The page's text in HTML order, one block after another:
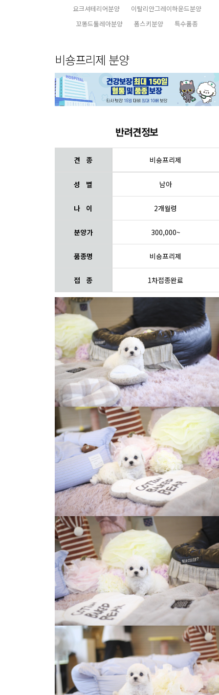
요크셔테리어분양
이탈리안그레이하운드분양
꼬똥드툴레아분양
폼스키분양 특수품종
비숑프리제 분양
반려견정보
견 종 비숑프리제
성 별 남아
나 이 2개월령
분양가 300,000~
품종명 비숑프리제
접 종 1차접종완료